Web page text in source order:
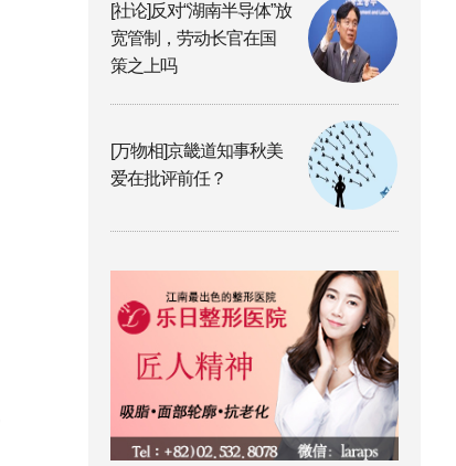
[社论]反对“湖南半导体”放
宽管制，劳动长官在国
策之上吗
[万物相]京畿道知事秋美
爱在批评前任？